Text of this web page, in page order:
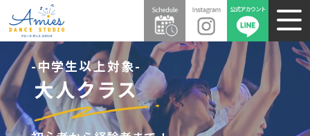
-中学生以上対象-
大人クラス